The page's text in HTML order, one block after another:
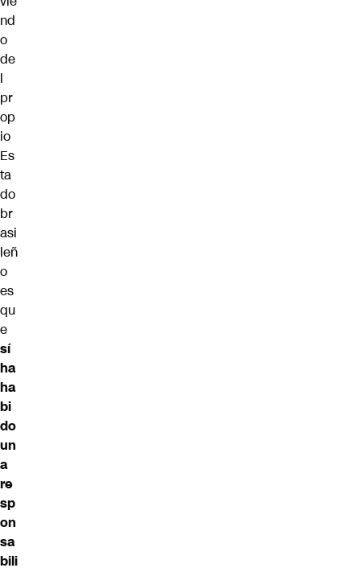
nd
o
de
l
pr
op
io
Es
ta
do
br
asi
leñ
o
es
qu
e
sí
ha
ha
bi
do
un
a
re
sp
on
sa
bili